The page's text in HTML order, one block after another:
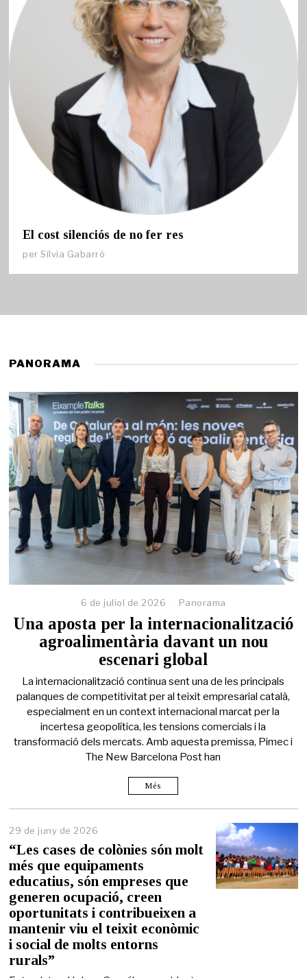
El cost silenciós de no fer res
perSílvia Gabarró
PANORAMA
6 de juliol de 2026 Panorama
Una aposta per la internacionalització
agroalimentària davant un nou
escenari global
La internacionalització continua sent una de les principals
palanques de competitivitat per al teixit empresarial català,
especialment en un context internacional marcat per la
incertesa geopolítica, les tensions comercials i la
transformació dels mercats. Amb aquesta premissa, Pimec i
The New Barcelona Post han
Més
29 de juny de 2026
d
e
n
y
e
“Les cases de colònies són molt
més que equipaments
educatius, són empreses que
generen ocupació, creen
oportunitats i contribueixen a
mantenir viu el teixit econòmic
i social de molts entorns
rurals”